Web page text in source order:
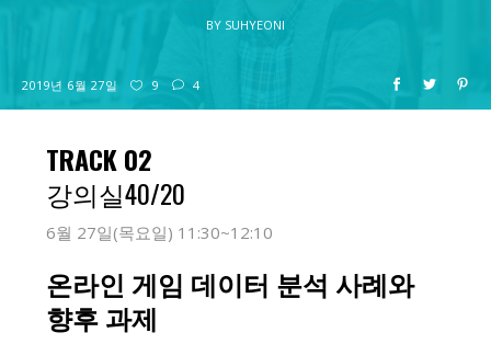
BY SUHYEONI
2019년 6월 27일 9 4
TRACK 02
강의실40/20
6월 27일(목요일) 11:30~12:10
온라인 게임 데이터 분석 사례와
향후 과제